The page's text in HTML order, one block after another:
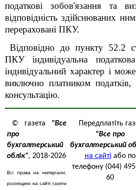
податкові зобов'язання та
відповідність здійснюваних
перераховані ПКУ.
Відповідно до пункту 52.2
ПКУіндивідуальна
індивідуальний характер і
виключно платником
консультацію.
© газета "Все
про
бухгалтерський
облік", 2018-2026
Всі права на матеріали,
розміщені на сайті газети
Передплатіть
"Все про
бухгалтерський
на сайті або по
телефону (044)
60